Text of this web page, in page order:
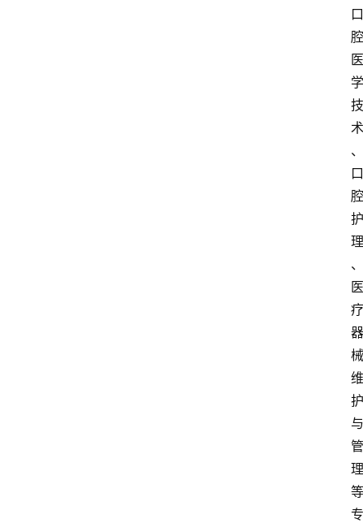
口
腔
医
学
技
术
、
口
腔
护
理
、
医
疗
器
械
维
护
与
管
理
等
专